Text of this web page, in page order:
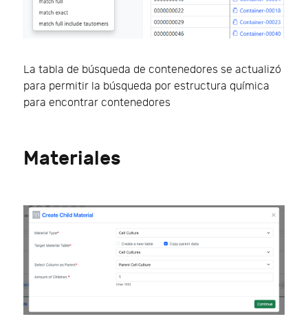
La tabla de búsqueda de contenedores se actualizó
para permitir la búsqueda por estructura química
para encontrar contenedores
Materiales